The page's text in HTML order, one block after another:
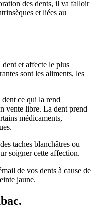
des dents, il va falloir
et liées au
dent et affecte le plus
sont les aliments, les
dent ce qui la rend
vente libre. La dent prend
médicaments,
taches blanchâtres ou
soigner cette affection.
de vos dents à cause de
jaune.